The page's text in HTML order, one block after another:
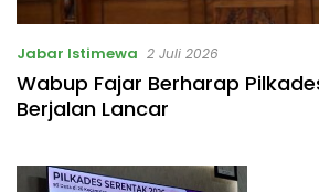
Jabar Istimewa 2 Juli 2026
Wabup Fajar Berharap
Berjalan Lancar